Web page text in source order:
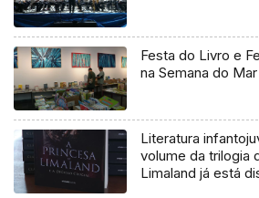
Festa do Livro e
na Semana do Mar
Literatura
volume da trilogia
Limaland já está